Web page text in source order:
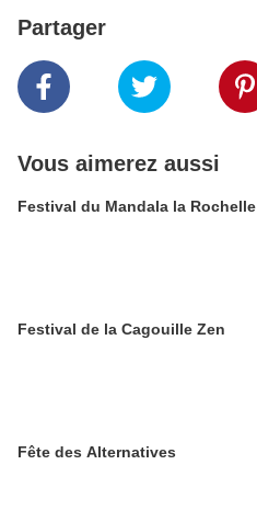
Partager
Vous aimerez aussi
Festival du Mandala la Rochelle
Festival de la Cagouille Zen
Fête des Alternatives